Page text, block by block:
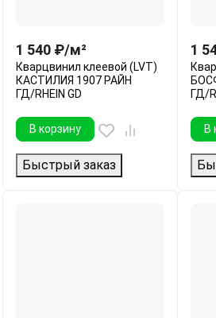
1 540 ₽/м²
Кварцвинил клеевой (LVT)
КАСТИЛИЯ 1907 РАЙН
ГД/RHEIN GD
В корзину
Быстрый заказ
1
ГД/
В